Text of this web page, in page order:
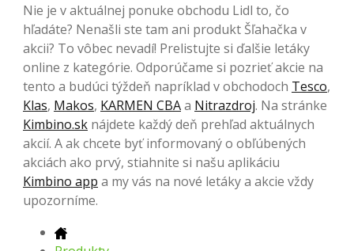
Nie je v aktuálnej ponuke obchodu Lidl to, čo
hľadáte? Nenašli ste tam ani produkt Šľahačka v
akcii? To vôbec nevadí! Prelistujte si ďalšie letáky
online z kategórie. Odporúčame si pozrieť akcie na
tento a budúci týždeň napríklad v obchodoch Tesco,
Klas, Makos, KARMEN CBAa Nitrazdroj. Na stránke
Kimbino.sk nájdete každý deň prehľad aktuálnych
akcií. A ak chcete byť informovaný o obľúbených
akciách ako prvý, stiahnite si našu aplikáciu
Kimbino app a my vás na nové letáky a akcie vždy
upozorníme.